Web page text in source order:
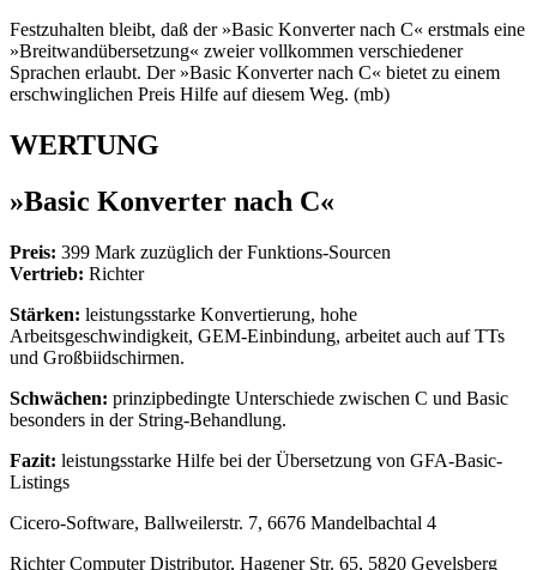
Festzuhalten bleibt, daß der »Basic Konverter nach C« erstmals eine
»Breitwandübersetzung« zweier vollkommen verschiedener
Sprachen erlaubt. Der »Basic Konverter nach C« bietet zu einem
erschwinglichen Preis Hilfe auf diesem Weg. (mb)
WERTUNG
»Basic Konverter nach C«
Preis: 399 Mark zuzüglich der Funktions-Sourcen
Vertrieb: Richter
Stärken: leistungsstarke Konvertierung, hohe
Arbeitsgeschwindigkeit, GEM-Einbindung, arbeitet auch auf TTs
und Großbiidschirmen.
Schwächen: prinzipbedingte Unterschiede zwischen C und Basic
besonders in der String-Behandlung.
Fazit: leistungsstarke Hilfe bei der Übersetzung von GFA-Basic-
Listings
Cicero-Software, Ballweilerstr. 7, 6676 Mandelbachtal 4
Richter Computer Distributor, Hagener Str. 65, 5820 Gevelsberg